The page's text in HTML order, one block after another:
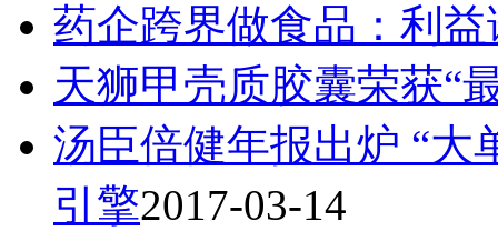
药企跨界做食品：利
天狮甲壳质胶囊荣获“
汤臣倍健年报出炉 “大
引擎2017-03-14